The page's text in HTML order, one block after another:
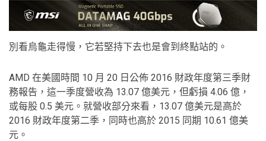
別看烏龜走得慢，它若堅持下去也是會到終點站的。
AMD 在美國時間 10 月 20 日公佈 2016 財政年度第三季財
務報告，這一季度營收為 13.07 億美元，但虧損 4.06 億，
或每股 0.5 美元。就營收部分來看，13.07 億美元是高於
2016 財政年度第二季，同時也高於 2015 同期 10.61 億美
元。